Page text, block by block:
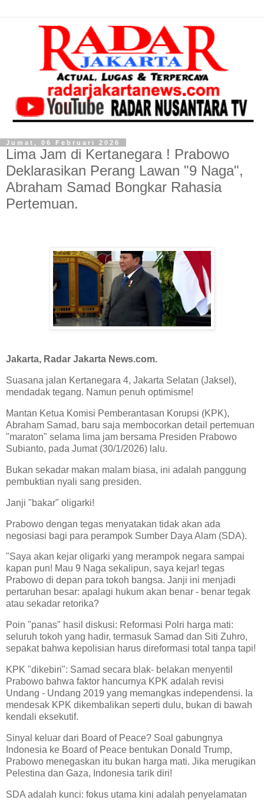
Jumat, 06 Februari 2026
Lima Jam di Kertanegara ! Prabowo
Deklarasikan Perang Lawan "9 Naga",
Abraham Samad Bongkar Rahasia
Pertemuan.
Jakarta, Radar Jakarta News.com.
Suasana jalan Kertanegara 4, Jakarta Selatan (Jaksel),
mendadak tegang. Namun penuh optimisme!
Mantan Ketua Komisi Pemberantasan Korupsi (KPK),
Abraham Samad, baru saja membocorkan detail pertemuan
"maraton" selama lima jam bersama Presiden Prabowo
Subianto, pada Jumat (30/1/2026) lalu.
Bukan sekadar makan malam biasa, ini adalah panggung
pembuktian nyali sang presiden.
Janji "bakar" oligarki!
Prabowo dengan tegas menyatakan tidak akan ada
negosiasi bagi para perampok Sumber Daya Alam (SDA).
"Saya akan kejar oligarki yang merampok negara sampai
kapan pun! Mau 9 Naga sekalipun, saya kejar! tegas
Prabowo di depan para tokoh bangsa. Janji ini menjadi
pertaruhan besar: apalagi hukum akan benar - benar tegak
atau sekadar retorika?
Poin "panas" hasil diskusi: Reformasi Polri harga mati:
seluruh tokoh yang hadir, termasuk Samad dan Siti Zuhro,
sepakat bahwa kepolisian harus direformasi total tanpa tapi!
KPK "dikebiri": Samad secara blak- belakan menyentil
Prabowo bahwa faktor hancurnya KPK adalah revisi
Undang - Undang 2019 yang memangkas independensi. Ia
mendesak KPK dikembalikan seperti dulu, bukan di bawah
kendali eksekutif.
Sinyal keluar dari Board of Peace? Soal gabungnya
Indonesia ke Board of Peace bentukan Donald Trump,
Prabowo menegaskan itu bukan harga mati. Jika merugikan
Pelestina dan Gaza, Indonesia tarik diri!
SDA adalah kunci: fokus utama kini adalah penyelamatan